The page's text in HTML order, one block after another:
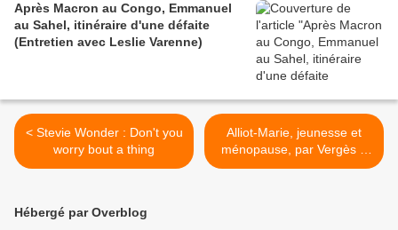
Après Macron au Congo, Emmanuel
au Sahel, itinéraire d'une défaite
(Entretien avec Leslie Varenne)
< Stevie Wonder : Don't you
worry bout a thing
Alliot-Marie, jeunesse et
ménopause, par Vergès &
Dumas >
Hébergé par Overblog